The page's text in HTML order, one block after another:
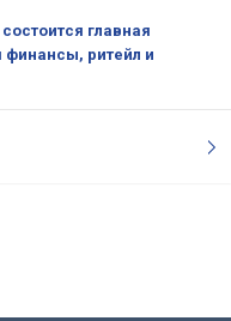
главная
ритейл и